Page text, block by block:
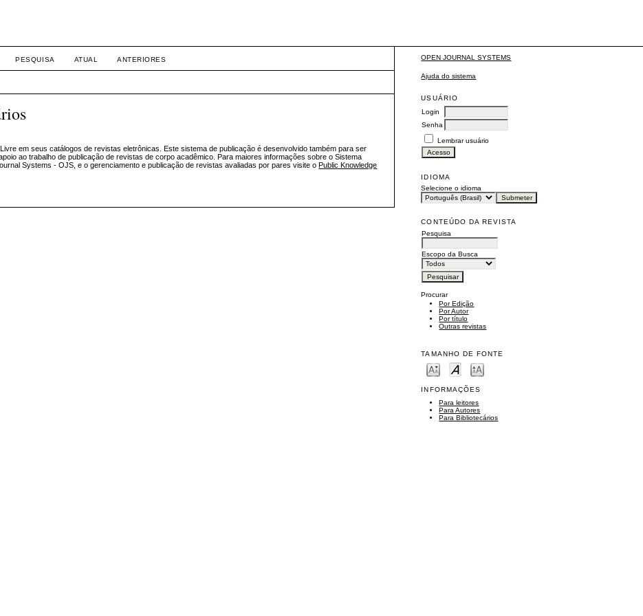
OPEN JOURNAL SYSTEMS
Ajuda do sistema
USUÁRIO
Login
Senha
Lembrar usuário
IDIOMA
Selecione o idioma
CONTEÚDO DA REVISTA
Pesquisa
Escopo da Busca
Procurar
Por Edição
Por Autor
Por título
Outras revistas
TAMANHO DE FONTE
INFORMAÇÕES
Para leitores
Para Autores
Para Bibliotecários
PESQUISA ATUAL ANTERIORES
em seus catálogos de revistas eletrônicas. Este sistema de publicação é desenvolvido também para ser
ao trabalho de publicação de revistas de corpo acadêmico. Para maiores informações sobre o Sistema
Systems - OJS, e o gerenciamento e publicação de revistas avaliadas por pares visite oPublic Knowledge